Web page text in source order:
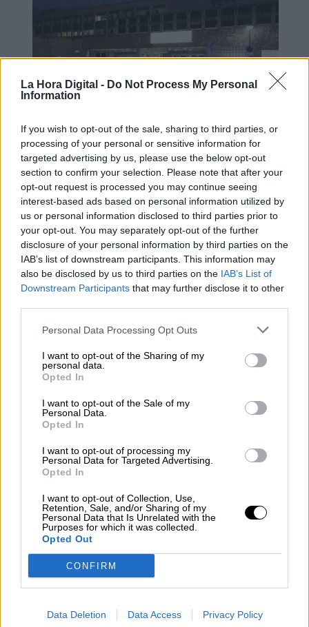
La Hora Digital - Do Not Process My Personal
Information
If you wish to opt-out of the sale, sharing to third parties, or
processing of your personal or sensitive information for
targeted advertising by us, please use the below opt-out
section to confirm your selection. Please note that after your
opt-out request is processed you may continue seeing
interest-based ads based on personal information utilized by
us or personal information disclosed to third parties prior to
your opt-out. You may separately opt-out of the further
disclosure of your personal information by third parties on the
IAB’s list of downstream participants. This information may
also be disclosed by us to third parties on the IAB’s List of
Downstream Participants that may further disclose it to other
Personal Data Processing Opt Outs
I want to opt-out of the Sharing of my
personal data.
Opted In
I want to opt-out of the Sale of my
Personal Data.
Opted In
I want to opt-out of processing my
Personal Data for Targeted Advertising.
Opted In
I want to opt-out of Collection, Use,
Retention, Sale, and/or Sharing of my
Personal Data that Is Unrelated with the
Purposes for which it was collected.
Opted Out
CONFIRM
Data Deletion Data Access Privacy Policy
Los aplausos solidarios se desplazan
de los balcones a las puertas de los
hospitales, pidiendo Sanidad Pública
OPINIONES DIVERSAS
¿La ciudadanía de Occidente
es consciente del riesgo de
una tercera guerra mundial?
Geopolítica de Crisis
Por María Comesaña
Votantes y votados
Por Juan Manuel Beltrán
El Conflicto de Oriente Medio:
Un Nuevo Orden Autoritario
en Construcción
Geopolítica de Crisis
Por Carlos Miranda